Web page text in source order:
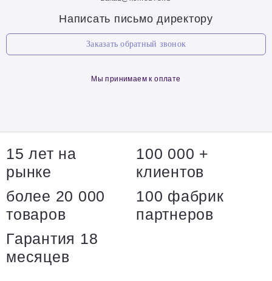
Написать письмо директору
Заказать обратный звонок
Мы принимаем к оплате
15 лет на
рынке
100 000 +
клиентов
более 20 000
товаров
100 фабрик
партнеров
Гарантия 18
месяцев